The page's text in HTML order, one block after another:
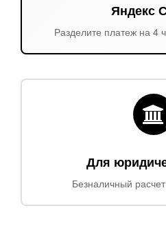
Яндекс
Разделите платеж на 4
Для
Безналичный